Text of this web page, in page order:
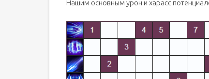
Нашим основным урон и харасс